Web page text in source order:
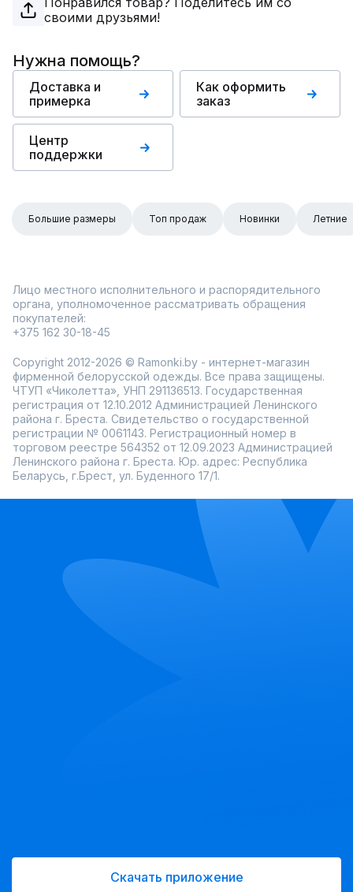
своими друзьями!
Нужна помощь?
Доставка и
примерка
Как оформить
заказ
Центр
поддержки
Большие размеры Топ продаж Новинки Летние
Лицо местного исполнительного и распорядительного
органа, уполномоченное рассматривать обращения
покупателей:
+375 162 30-18-45
Copyright 2012-2026 © Ramonki.by - интернет-магазин
фирменной белорусской одежды. Все права защищены.
ЧТУП «Чиколетта», УНП 291136513. Государственная
регистрация от 12.10.2012 Администрацией Ленинского
района г. Бреста. Свидетельство о государственной
регистрации № 0061143. Регистрационный номер в
торговом реестре 564352 от 12.09.2023 Администрацией
Ленинского района г. Бреста. Юр. адрес: Республика
Беларусь, г.Брест, ул. Буденного 17/1.
Скачать приложение